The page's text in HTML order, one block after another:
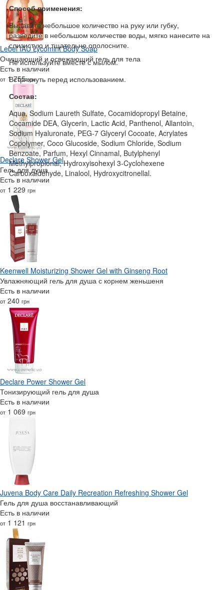
Способ применения:
Выдавите небольшое количество на руку или губку,
разведите в небольшом количестве воды, мягко нанесите на
слизистую и тщательно ополосните.
Не используйте вместе с мылом.
Встряхнуть перед использованием.
Состав:
Aqua, Sodium Laureth Sulfate, Cocamidopropyl Betaine,
Cocamide DEA, Glycerin, Lactic Acid, Panthenol, Allantoin,
Sodium Hyaluronate, PEG-7 Glyceryl Cocoate, Acrylates
Copolymer, Coco Glucoside, Sodium Chloride, Sodium
Benzoate, Parfum, Hexyl Cinnamal, Butylphenyl
Methylpropional, Hydroxyisohexyl 3-Cyclohexene
Carboxaldehyde, Linalool, Hydroxycitronellal.
Lebel IAU Lycomint Body Soap
Очищающий и освежающий гель для тела
Есть в наличии
от 1 755грн
Declare Shower Gel
Гель для душа
Есть в наличии
от 1 229 грн
Keenwell Moisturizing Shower Gel with Ginseng Root
Увлажняющий гель для душа с корнем женьшеня
Есть в наличии
от 240 грн
Declare Power Shower Gel
Тонизирующий гель для душа
Есть в наличии
от 1 069 грн
Juvena Body Care Daily Recreation Refreshing Shower Gel
Гель для душа восстанавливающий
Есть в наличии
от 1 121 грн